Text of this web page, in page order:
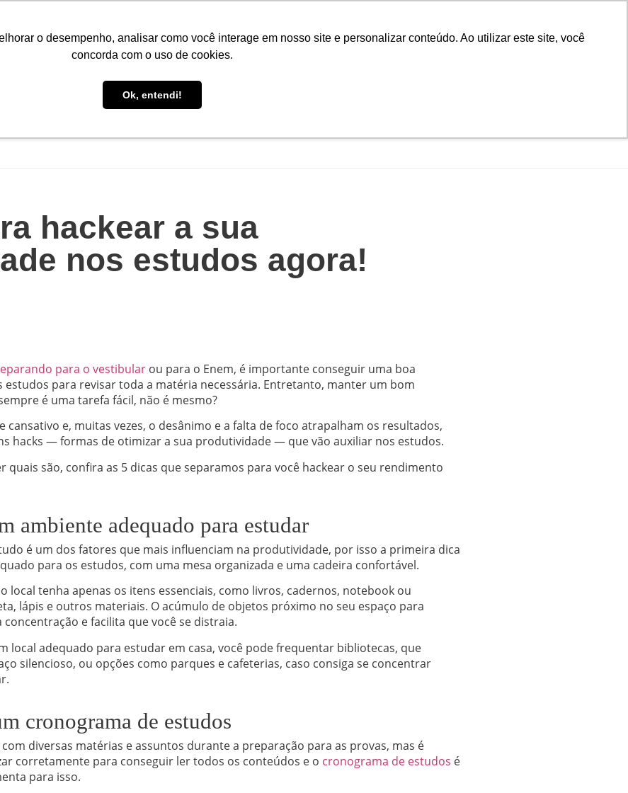
o desempenho, analisar como você interage em nosso site e personalizar conteúdo. Ao utilizar este site, você
concorda com o uso de cookies.
Ok, entendi!
CONHEÇA A FARO CURSOS
hackear a sua
nos estudos agora!
para o vestibular ou para o Enem, é importante conseguir uma boa
para revisar toda a matéria necessária. Entretanto, manter um bom
é uma tarefa fácil, não é mesmo?
cansativo e, muitas vezes, o desânimo e a falta de foco atrapalham os resultados,
hacks — formas de otimizar a sua produtividade — que vão auxiliar nos estudos.
quais são, confira as 5 dicas que separamos para você hackear o seu rendimento
ambiente adequado para estudar
é um dos fatores que mais influenciam na produtividade, por isso a primeira dica
para os estudos, com uma mesa organizada e uma cadeira confortável.
local tenha apenas os itens essenciais, como livros, cadernos, notebook ou
lápis e outros materiais. O acúmulo de objetos próximo no seu espaço para
e facilita que você se distraia.
local adequado para estudar em casa, você pode frequentar bibliotecas, que
silencioso, ou opções como parques e cafeterias, caso consiga se concentrar
cronograma de estudos
diversas matérias e assuntos durante a preparação para as provas, mas é
corretamente para conseguir ler todos os conteúdos e o cronograma de estudos é
para isso.